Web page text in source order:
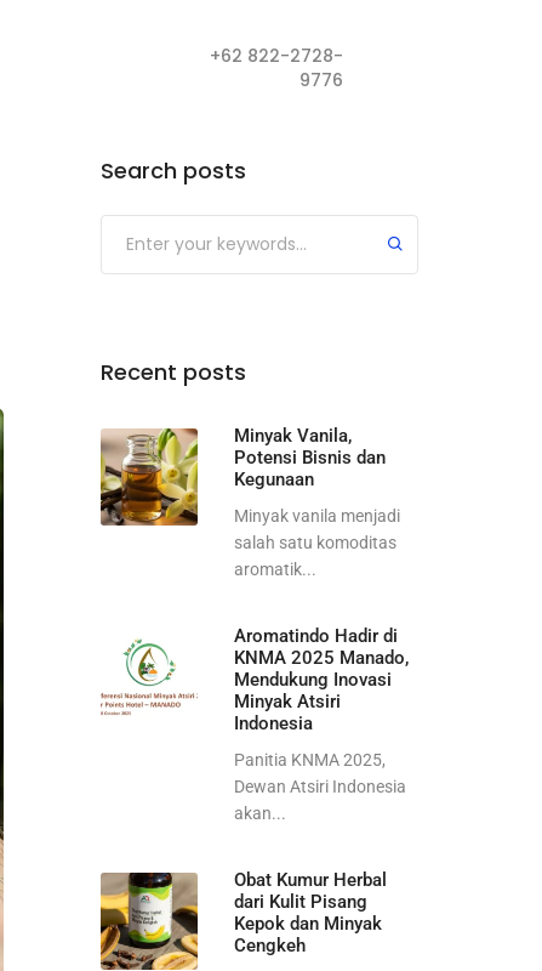
+62 822-2728-
9776
Search posts
Recent posts
Minyak Vanila,
Potensi Bisnis dan
Kegunaan
Minyak vanila menjadi
salah satu komoditas
aromatik...
Aromatindo Hadir di
KNMA 2025 Manado,
Mendukung Inovasi
Minyak Atsiri
Indonesia
Panitia KNMA 2025,
Dewan Atsiri Indonesia
akan...
Obat Kumur Herbal
dari Kulit Pisang
Kepok dan Minyak
Cengkeh